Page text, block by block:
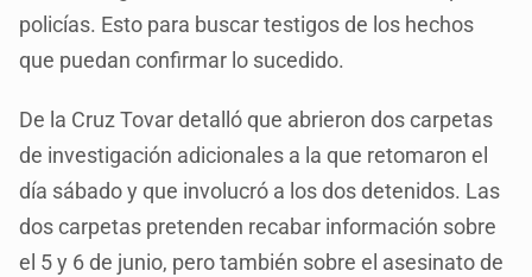
policías. Esto para buscar testigos de los hechos
que puedan confirmar lo sucedido.
De la Cruz Tovar detalló que abrieron dos carpetas
de investigación adicionales a la que retomaron el
día sábado y que involucró a los dos detenidos. Las
dos carpetas pretenden recabar información sobre
el 5 y 6 de junio, pero también sobre el asesinato de